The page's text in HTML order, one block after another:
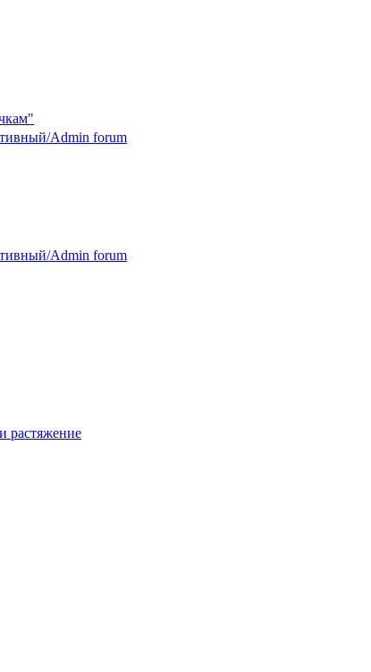
Admin forum
Admin forum
растяжение